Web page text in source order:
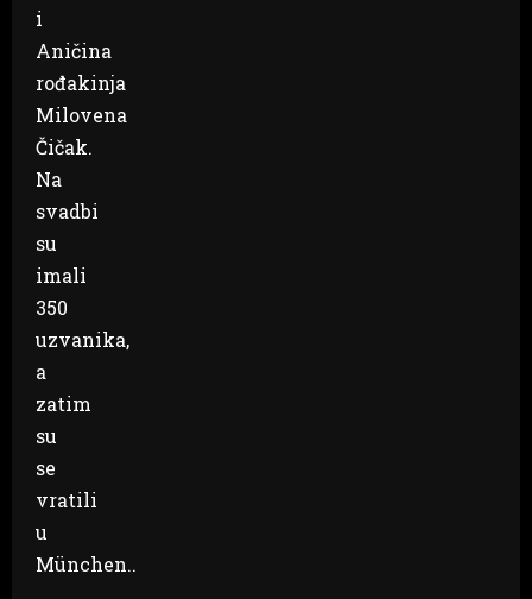
i
Aničina
rođakinja
Milovena
Čičak.
Na
svadbi
su
imali
350
uzvanika,
a
zatim
su
se
vratili
u
München..